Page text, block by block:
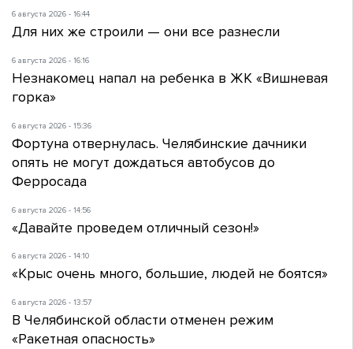
6 августа 2026 - 16:44
Для них же строили — они все разнесли
6 августа 2026 - 16:16
Незнакомец напал на ребенка в ЖК «Вишневая
горка»
6 августа 2026 - 15:36
Фортуна отвернулась. Челябинские дачники
опять не могут дождаться автобусов до
Ферросада
6 августа 2026 - 14:56
«Давайте проведем отличный сезон!»
6 августа 2026 - 14:10
«Крыс очень много, большие, людей не боятся»
6 августа 2026 - 13:57
В Челябинской области отменен режим
«Ракетная опасность»